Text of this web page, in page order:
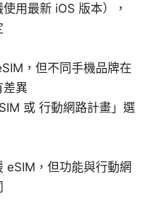
用最新 iOS 版本），
，但不同手機品牌在
差異
或 行動網路計畫」選
eSIM，但功能與行動網